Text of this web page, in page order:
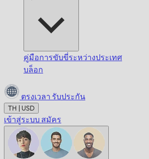
คู่มือการขับขี่ระหว่างประเทศ
บล็อก
ตรงเวลา รับประกัน
TH | USD
เข้าสู่ระบบ สมัคร